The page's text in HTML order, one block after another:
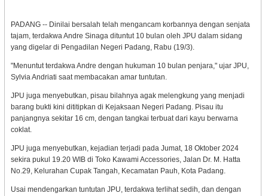
PADANG -- Dinilai bersalah telah mengancam korbannya dengan senjata
tajam, terdakwa Andre Sinaga dituntut 10 bulan oleh JPU dalam sidang
yang digelar di Pengadilan Negeri Padang, Rabu (19/3).
"Menuntut terdakwa Andre dengan hukuman 10 bulan penjara," ujar JPU,
Sylvia Andriati saat membacakan amar tuntutan.
JPU juga menyebutkan, pisau bilahnya agak melengkung yang menjadi
barang bukti kini dititipkan di Kejaksaan Negeri Padang. Pisau itu
panjangnya sekitar 16 cm, dengan tangkai terbuat dari kayu berwarna
coklat.
JPU juga menyebutkan, kejadian terjadi pada Jumat, 18 Oktober 2024
sekira pukul 19.20 WIB di Toko Kawami Accessories, Jalan Dr. M. Hatta
No.29, Kelurahan Cupak Tangah, Kecamatan Pauh, Kota Padang.
Usai mendengarkan tuntutan JPU, terdakwa terlihat sedih, dan dengan